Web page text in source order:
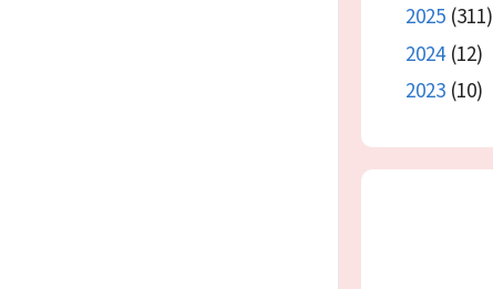
2025 (311)
2024(12)
2023 (10)